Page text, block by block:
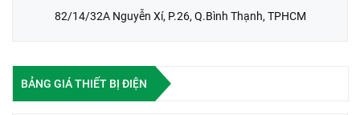
82/14/32A Nguyễn Xí, P.26, Q.Bình Thạnh, TPHCM
BẢNG GIÁ THIẾT BỊ ĐIỆN